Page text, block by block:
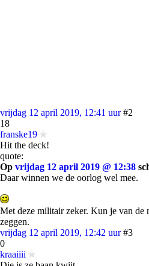
vrijdag 12 april 2019, 12:41 uur #2
18
franske19
Hit the deck!
quote:
Op vrijdag 12 april 2019 @ 12:38
Daar winnen we de oorlog wel mee.
Met deze militair zeker. Kun je van de
zeggen.
vrijdag 12 april 2019, 12:42 uur #3
0
kraaiiii